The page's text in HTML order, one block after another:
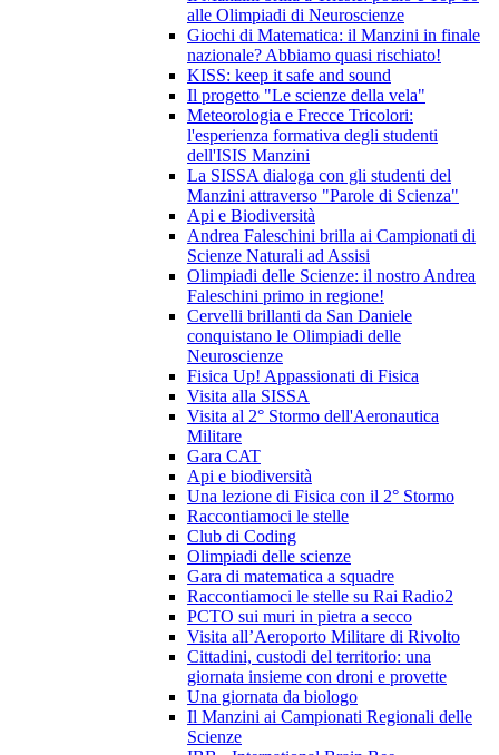
alle Olimpiadi di Neuroscienze
Giochi di Matematica: il Manzini in finale
nazionale? Abbiamo quasi rischiato!
KISS: keep it safe and sound
Il progetto "Le scienze della vela"
Meteorologia e Frecce Tricolori:
l'esperienza formativa degli studenti
dell'ISIS Manzini
La SISSA dialoga con gli studenti del
Manzini attraverso "Parole di Scienza"
Api e Biodiversità
Andrea Faleschini brilla ai Campionati di
Scienze Naturali ad Assisi
Olimpiadi delle Scienze: il nostro Andrea
Faleschini primo in regione!
Cervelli brillanti da San Daniele
conquistano le Olimpiadi delle
Neuroscienze
Fisica Up! Appassionati di Fisica
Visita alla SISSA
Visita al 2° Stormo dell'Aeronautica
Militare
Gara CAT
Api e biodiversità
Una lezione di Fisica con il 2° Stormo
Raccontiamoci le stelle
Club di Coding
Olimpiadi delle scienze
Gara di matematica a squadre
Raccontiamoci le stelle su Rai Radio2
PCTO sui muri in pietra a secco
Visita all’Aeroporto Militare di Rivolto
Cittadini, custodi del territorio: una
giornata insieme con droni e provette
Una giornata da biologo
Il Manzini ai Campionati Regionali delle
Scienze